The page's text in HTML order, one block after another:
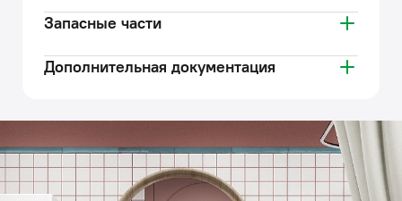
Запасные части
Дополнительная документация